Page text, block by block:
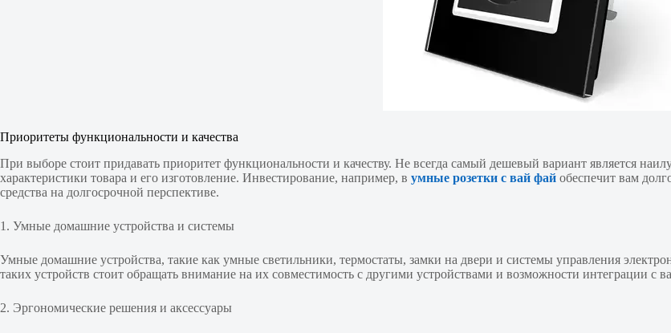
Приоритеты функциональности и качества
При выборе стоит придавать приоритет функциональности и качеству. Не всегда самый дешевый вариант является
характеристики товара и его изготовление. Инвестирование, например, в умные розетки с вай фай обеспечит вам
средства на долгосрочной перспективе.
1. Умные домашние устройства и системы
Умные домашние устройства, такие как умные светильники, термостаты, замки на двери и системы управления
таких устройств стоит обращать внимание на их совместимость с другими устройствами и возможности интеграции
2. Эргономические решения и аксессуары